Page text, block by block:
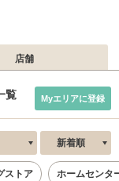
店舗
覧 Myエリアに登録
新着順
ストア ホームセンタ